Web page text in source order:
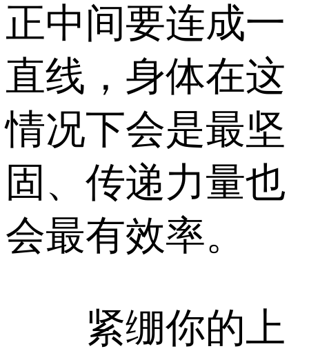
正中间要连成一
直线，身体在这
情况下会是最坚
固、传递力量也
会最有效率。
紧绷你的上